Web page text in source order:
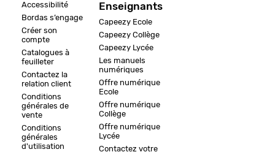
Accessibilité
Bordas s’engage
Créer son
compte
Catalogues à
feuilleter
Contactez la
relation client
Conditions
générales de
vente
Conditions
générales
d'utilisation
Enseignants
Capeezy Ecole
Capeezy Collège
Capeezy Lycée
Les manuels
numériques
Offre numérique
Ecole
Offre numérique
Collège
Offre numérique
Lycée
Contactez votre